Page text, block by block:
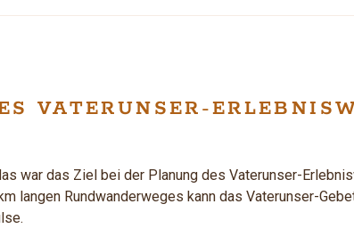
VATERUNSER-
war das Ziel bei der Planung des Vaterunser-
langen Rundwanderweges kann das Vaterunser-